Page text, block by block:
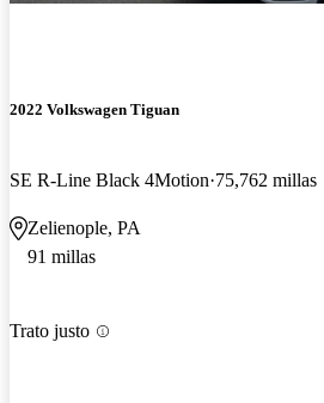
2022 Volkswagen Tiguan
SE R-Line Black 4Motion 75,762 millas
Zelienople, PA
91 millas
Trato justo